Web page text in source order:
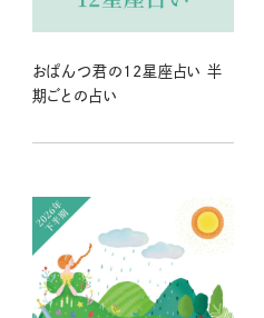
おぱんつ君の12星座占い 半
期ごとの占い